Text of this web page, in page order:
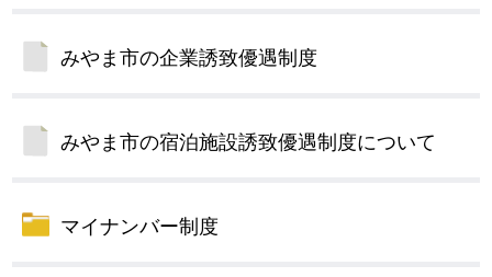
みやま市の企業誘致優遇制度
みやま市の宿泊施設誘致優遇制度について
マイナンバー制度